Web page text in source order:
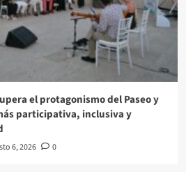
el protagonismo del Paseo y
participativa, inclusiva y
6, 2026 0